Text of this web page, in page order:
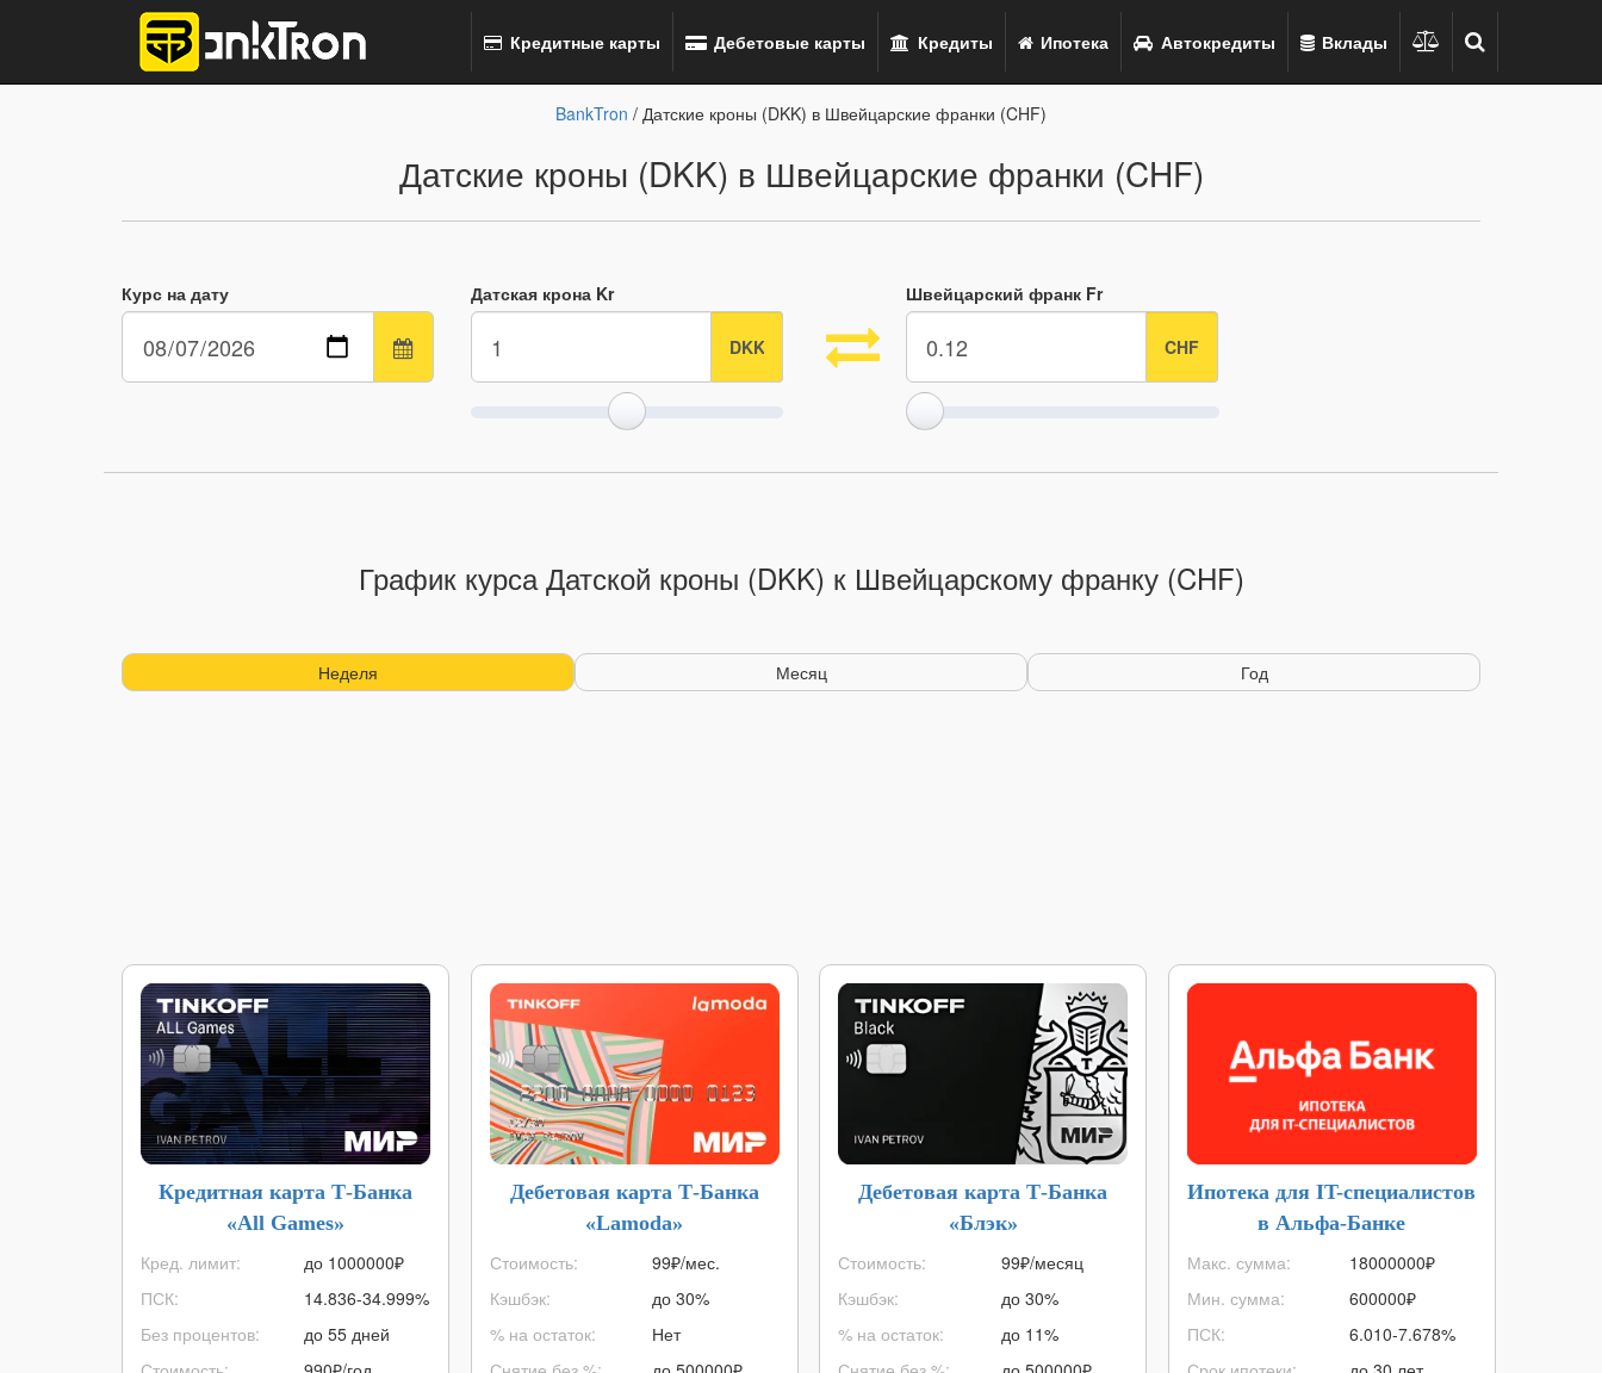
Кредитные карты Дебетовые карты Кредиты Ипотека Автокредиты Вклады
BankTron / Датские кроны (DKK) в Швейцарские франки (CHF)
Датские кроны (DKK) в Швейцарские франки (CHF)
Курс на дату Датская крона Kr Швейцарский франк Fr
График курса Датской кроны (DKK) к Швейцарскому франку (CHF)
Неделя Месяц Год
Кредитная карта Т-Банка
«All Games»
Кред. лимит:
ПСК:
Без процентов:
до 1000000₽
14.836-34.999%
до 55 дней
Дебетовая карта Т-Банка
«Lamoda»
Стоимость:
Кэшбэк:
% на остаток:
99₽/мес.
до 30%
Нет
Дебетовая карта Т-Банка
«Блэк»
Стоимость:
Кэшбэк:
% на остаток:
99₽/месяц
до 30%
до 11%
Ипотека для IT-специалистов
в Альфа-Банке
Макс. сумма:
Мин. сумма:
ПСК:
18000000₽
600000₽
6.010-7.678%